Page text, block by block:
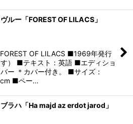
ルー「FOREST OF LILACS」
OF LILACS ■1969年発行
す） ■テキスト：英語 ■エディショ
ー ＊カバー付き。 ■サイズ：
■ペー…
ラハ「Ha majd az erdot jarod」